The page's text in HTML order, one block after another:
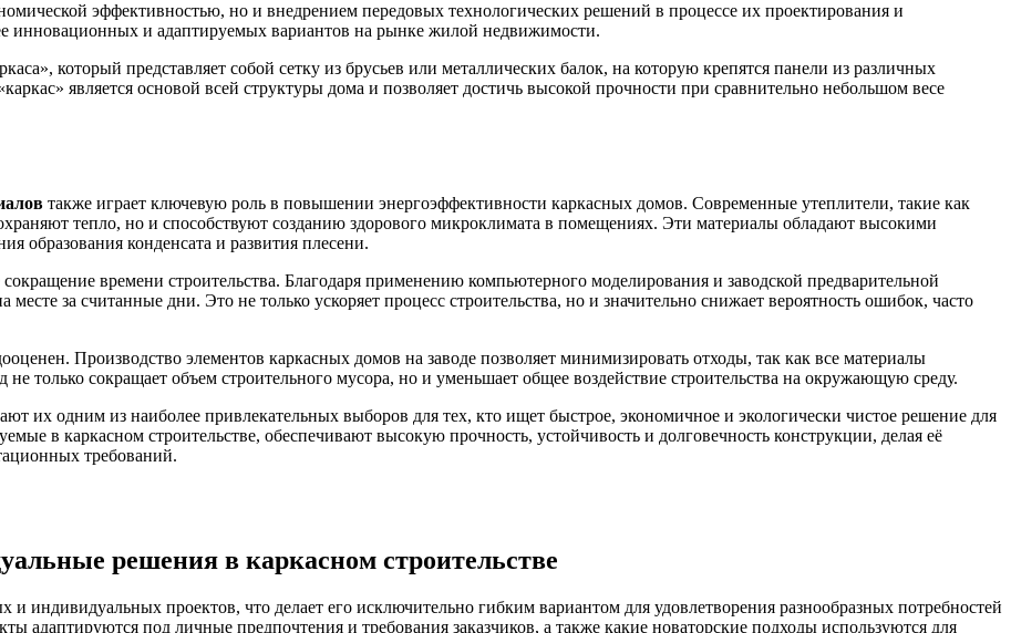
эффективностью, но и внедрением передовых технологических решений в процессе их проектирования и
инновационных и адаптируемых вариантов на рынке жилой недвижимости.
который представляет собой сетку из брусьев или металлических балок, на которую крепятся панели из различных
является основой всей структуры дома и позволяет достичь высокой прочности при сравнительно небольшом весе
также играет ключевую роль в повышении энергоэффективности каркасных домов. Современные утеплители, такие как
тепло, но и способствуют созданию здорового микроклимата в помещениях. Эти материалы обладают высокими
образования конденсата и развития плесени.
сокращение времени строительства. Благодаря применению компьютерного моделирования и заводской предварительной
за считанные дни. Это не только ускоряет процесс строительства, но и значительно снижает вероятность ошибок, часто
Производство элементов каркасных домов на заводе позволяет минимизировать отходы, так как все материалы
только сокращает объем строительного мусора, но и уменьшает общее воздействие строительства на окружающую среду.
их одним из наиболее привлекательных выборов для тех, кто ищет быстрое, экономичное и экологически чистое решение для
в каркасном строительстве, обеспечивают высокую прочность, устойчивость и долговечность конструкции, делая её
требований.
решения в каркасном строительстве
и индивидуальных проектов, что делает его исключительно гибким вариантом для удовлетворения разнообразных потребностей
адаптируются под личные предпочтения и требования заказчиков, а также какие новаторские подходы используются для